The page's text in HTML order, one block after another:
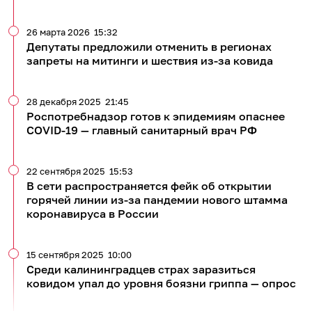
Депутаты предложили отменить в регионах
запреты на митинги и шествия из-за ковида
26 марта 2026 15:32
Роспотребнадзор готов к эпидемиям опаснее
COVID-19 — главный санитарный врач РФ
28 декабря 2025 21:45
В сети распространяется фейк об открытии
горячей линии из-за пандемии нового штамма
коронавируса в России
22 сентября 2025 15:53
Среди калининградцев страх заразиться
ковидом упал до уровня боязни гриппа — опрос
15 сентября 2025 10:00